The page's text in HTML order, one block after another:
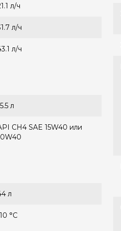
л/ч
л/ч
л/ч
л
CH4 SAE 15W40 или
л
°С